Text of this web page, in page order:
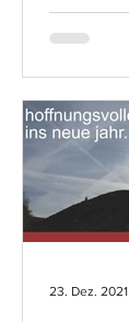
23. Dez. 2021